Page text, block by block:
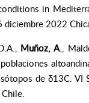
in
2022
Muñoz, A.,
de δ13C. VI